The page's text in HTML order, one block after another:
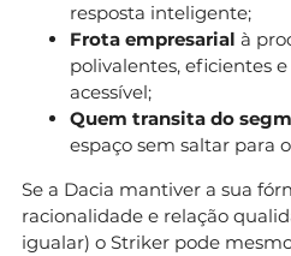
resposta inteligente;
Frota empresarial à
polivalentes, eficientes
acessível;
Quem transita do
espaço sem saltar para
Se a Dacia mantiver a sua
racionalidade e relação
igualar) o Striker pode